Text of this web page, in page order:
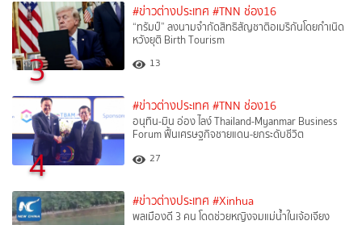
3
#ข่าวต่างประเทศ #TNN ช่อง16
“ทรัมป์” ลงนามจำกัดสิทธิสัญชาติอเมริกันโดยกำเนิด
หวังยุติ Birth Tourism
13
4
#ข่าวต่างประเทศ #TNN ช่อง16
อนุทิน-มิน อ่อง ไลง์ Thailand-Myanmar Business
Forum ฟื้นเศรษฐกิจชายแดน-ยกระดับชีวิต
27
#ข่าวต่างประเทศ #Xinhua
พลเมืองดี 3 คน โดดช่วยหญิงจมแม่น้ำในเจ้อเจียง